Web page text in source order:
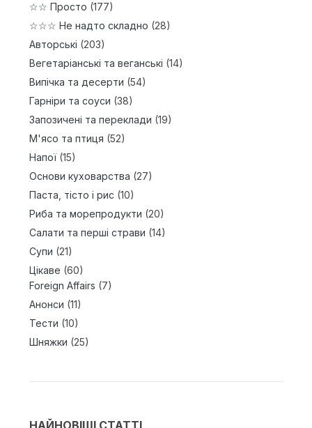
☆☆ Просто (177)
☆☆☆ Не надто складно (28)
Авторські (203)
Вегетаріанські та веганські (14)
Випічка та десерти (54)
Гарніри та соуси (38)
Запозичені та переклади (19)
М'ясо та птиця (52)
Напої(15)
Основи куховарства (27)
Паста, тісто і рис (10)
Риба та морепродукти (20)
Салати та перші страви (14)
Супи (21)
Цікаве (60)
Foreign Affairs (7)
Анонси (11)
Тести (10)
Шняжки (25)